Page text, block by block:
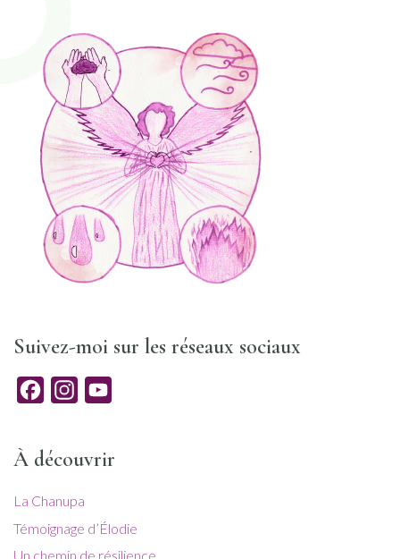
Suivez-moi sur les réseaux sociaux
FacebookInstagram
À découvrir
La Chanupa
Témoignage d’Élodie
Un chemin de résilience